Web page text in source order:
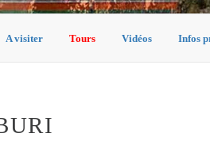
A visiter Tours Vidéos Infos